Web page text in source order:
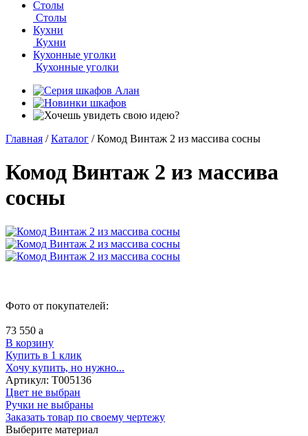
Столы
Столы
Кухни
Кухни
Кухонные уголки
Кухонные уголки
Главная / Каталог / Комод Винтаж 2 из массива сосны
Комод Винтаж 2 из массива
сосны
Фото от покупателей:
73 550 a
В корзину
Купить в 1 клик
Хочу купить, но нужно...
Артикул: Т005136
Цвет не выбран
Ручки не выбраны
Заказать товар по своему чертежу
Выберите материал